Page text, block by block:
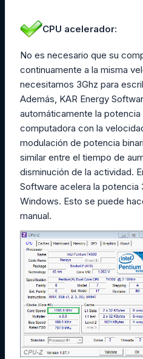
CPU acelerador:
No es necesario que su
continuamente a la misma
necesitamos 3Ghz para
Además, KAR Energy
automáticamente la
computadora con la
modulación de potencia
similar entre el tiempo de
disminución de la actividad.
Software acelera la potencia
Windows. Esto se puede
manual.